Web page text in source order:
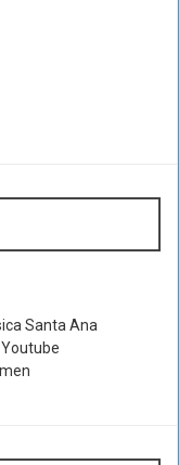
Santa Ana